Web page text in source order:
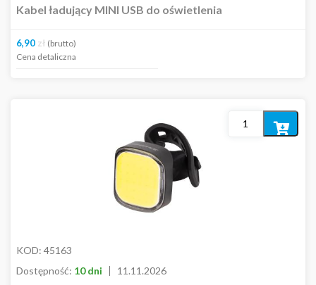
Kabel ładujący MINI USB do oświetlenia
6,90 zł (brutto)
Cena detaliczna
KOD: 45163
Dostępność: 10 dni 11.11.2026
Dodaj